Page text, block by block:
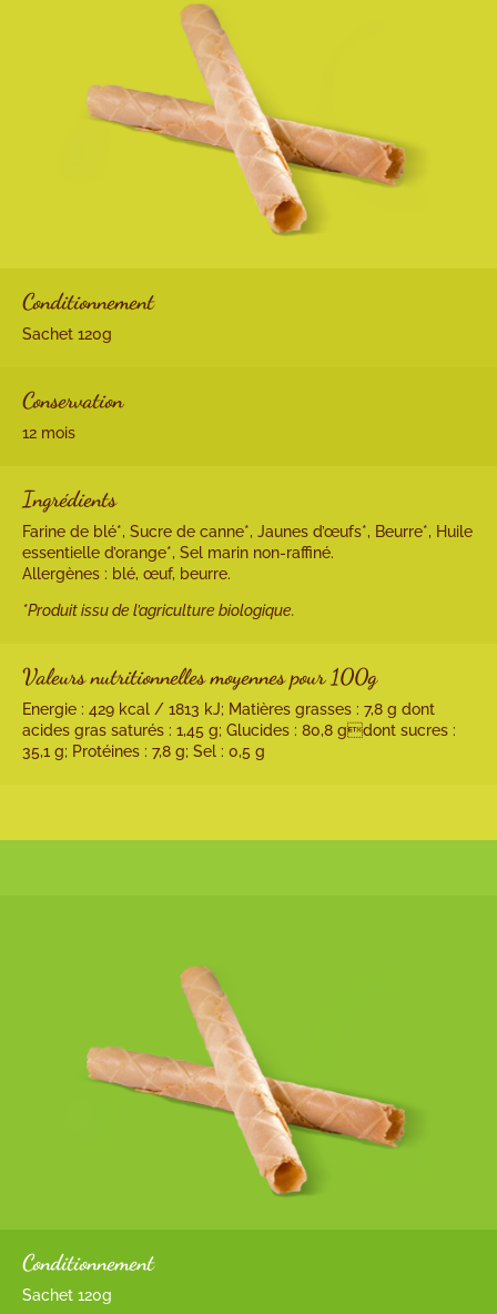
Conditionnement
Sachet 120g
Conservation
12 mois
Ingrédients
Farine de blé*, Sucre de canne*, Jaunes d’œufs*, Beurre*, Huile
essentielle d’orange*, Sel marin non-raffiné.
Allergènes : blé, œuf, beurre.
*Produit issu de l’agriculture biologique.
Valeurs nutritionnelles moyennes pour 100g
Energie : 429 kcal / 1813 kJ; Matières grasses : 7,8 g dont
acides gras saturés : 1,45 g; Glucides : 80,8 gdont sucres :
35,1 g; Protéines : 7,8 g; Sel : 0,5 g
Conditionnement
Sachet 120g